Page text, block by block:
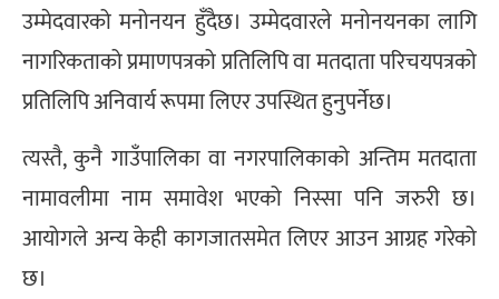
उम्मेदवारको मनोनयन हुँदैछ। उम्मेदवारले मनोनयनका लागि
नागरिकताको प्रमाणपत्रको प्रतिलिपि वा मतदाता परिचयपत्रको
प्रतिलिपि अनिवार्य रूपमा लिएर उपस्थित हुनुपर्नेछ।
त्यस्तै, कुनै गाउँपालिका वा नगरपालिकाको अन्तिम मतदाता
नामावलीमा नाम समावेश भएको निस्सा पनि जरुरी छ।
आयोगले अन्य केही कागजातसमेत लिएर आउन आग्रह गरेको
छ।